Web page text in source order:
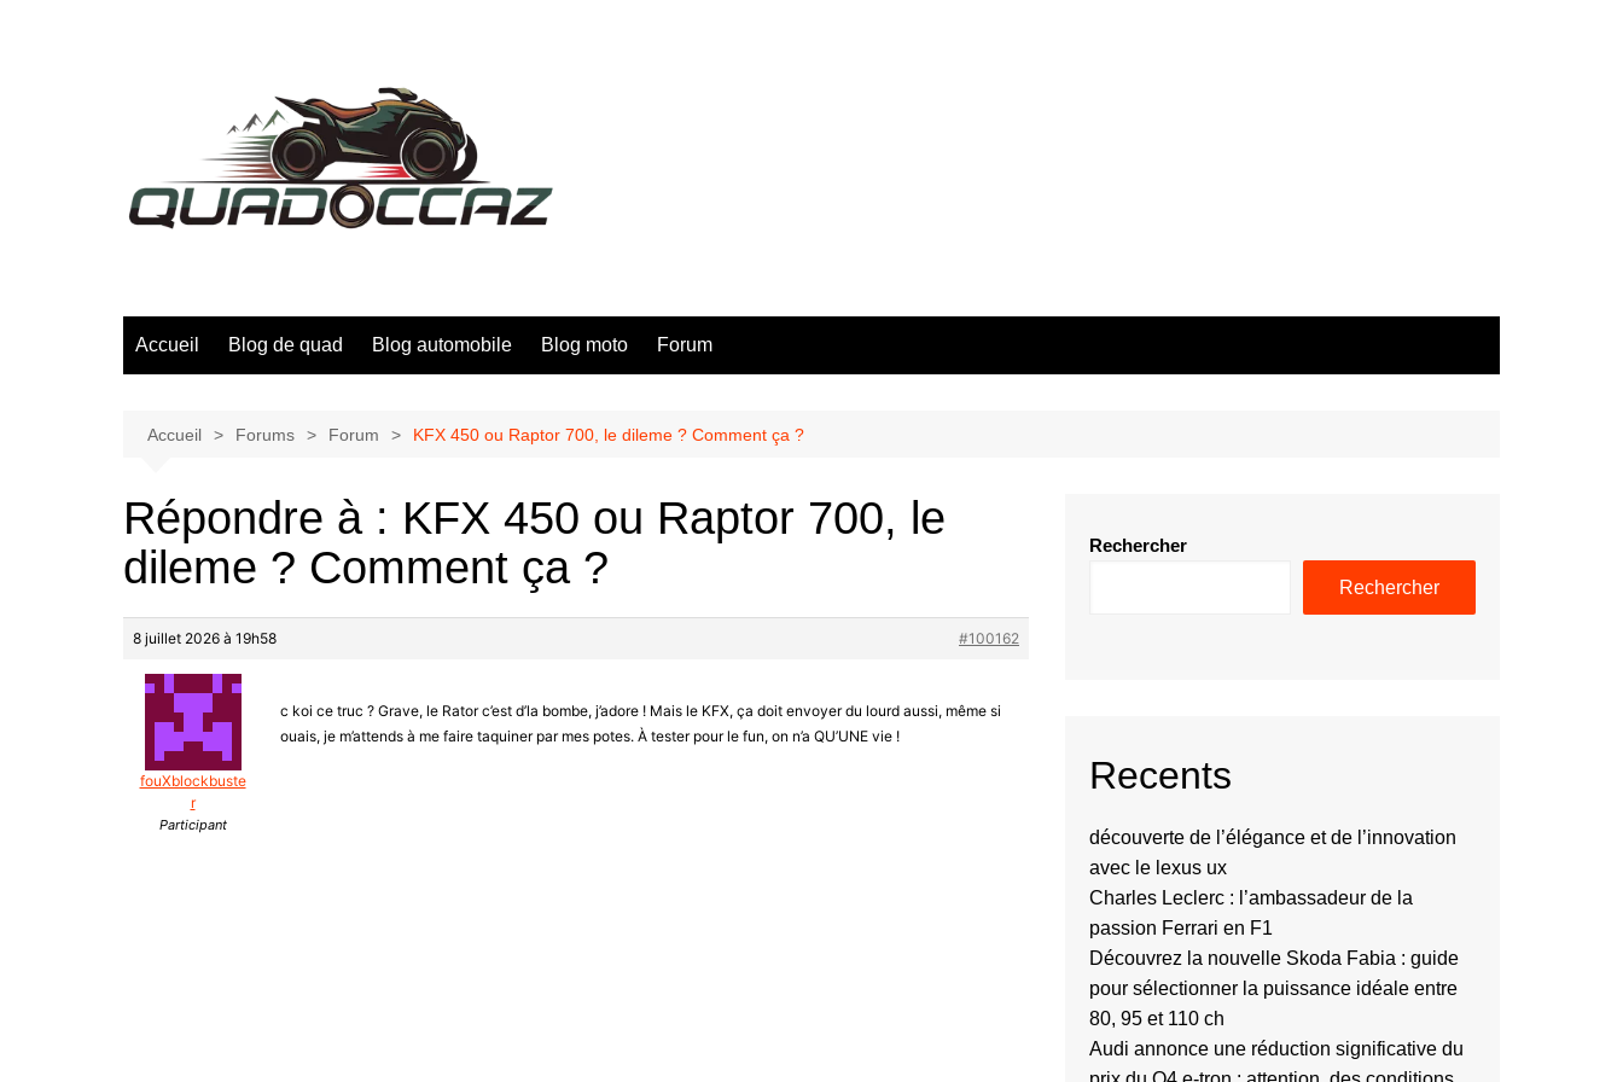
Accueil Blog de quad Blog automobile Blog moto Forum
Accueil Forums Forum KFX 450 ou Raptor 700, le dileme ? Comment ça ?
Répondre à : KFX 450 ou Raptor 700, le
dileme ? Comment ça ?
8 juillet 2026 à 19h58 #100162
fouXblockbuste
r
Participant
c koi ce truc ? Grave, le Rator c’est d’la bombe, j’adore ! Mais le KFX, ça doit envoyer du lourd aussi, même si
ouais, je m’attends à me faire taquiner par mes potes. À tester pour le fun, on n’a QU’UNE vie !
Rechercher
Rechercher
Recents
découverte de l’élégance et de l’innovation
avec le lexus ux
Charles Leclerc : l’ambassadeur de la
passion Ferrari en F1
Découvrez la nouvelle Skoda Fabia : guide
pour sélectionner la puissance idéale entre
80, 95 et 110 ch
Audi annonce une réduction significative du